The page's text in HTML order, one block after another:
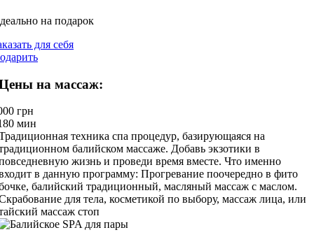
на подарок
для себя
на массаж:
грн
мин
техника спа процедур, базирующаяся на
балийском массаже. Добавь экзотики в
жизнь и проведи время вместе. Что именно
в данную программу: Прогревание поочередно в фито
балийский традиционный, масляный массаж с маслом.
для тела, косметикой по выбору, массаж лица, или
массаж стоп